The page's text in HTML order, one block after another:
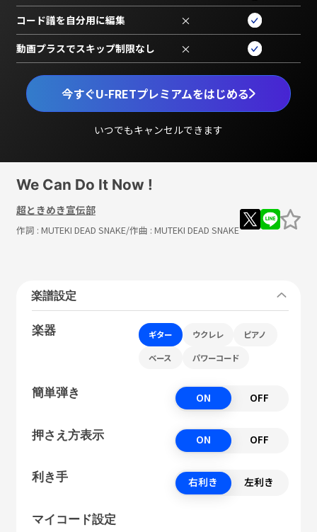
今すぐU-FRETプレミアムをはじめる
いつでもキャンセルできます
コード譜を自分用に編集 ×
動画プラスでスキップ制限なし ×
We Can Do It Now !
超ときめき宣伝部
作詞 : MUTEKI DEAD SNAKE/作曲 : MUTEKI DEAD SNAKE
楽譜設定
楽器 ギター ウクレレ ピアノ
ベース パワーコード
簡単弾き ON OFF
押さえ方表示 ON OFF
利き手 右利き 左利き
マイコード設定